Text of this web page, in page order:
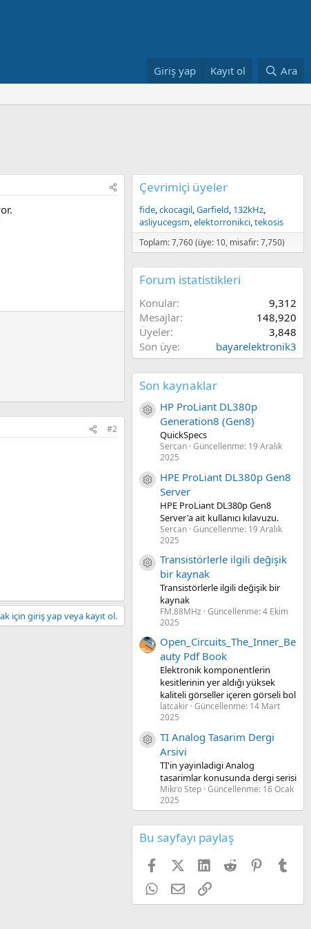
Giriş yap Kayıt ol Ara
#2
için giriş yap veya kayıt ol.
Çevrimiçi üyeler
fide ckocagil Garfield 132kHz
asliyucegsm elektorronikci tekosis
Toplam: 7,760 (üye: 10, misafir: 7,750)
Forum istatistikleri
Konular
9,312
Mesajlar
148,920
Üyeler
3,848
Son üye
bayarelektronik3
Son kaynaklar
Kaynak ikon/amblem
HP ProLiant DL380p
Generation8 (Gen8)
QuickSpecs
Sercan Güncellenme: 19 Aralık
2025
Kaynak ikon/amblem
HPE ProLiant DL380p Gen8
Server
HPE ProLiant DL380p Gen8
Server'a ait kullanıcı kılavuzu.
Sercan Güncellenme: 19 Aralık
2025
Kaynak ikon/amblem
Transistörlerle ilgili değişik
bir kaynak
Transistörlerle ilgili değişik bir
kaynak
FM.88MHz Güncellenme:4 Ekim
2025
Open_Circuits_The_Inner_Be
auty Pdf Book
Elektronik komponentlerin
kesitlerinin yer aldığı yüksek
kaliteli görseller içeren görseli bol
latcakir Güncellenme: 14 Mart
2025
Kaynak ikon/amblem
TI Analog Tasarim Dergi
Arsivi
TI'in yayinladigi Analog
tasarimlar konusunda dergi serisi
Mikro Step Güncellenme: 16 Ocak
2025
Bu sayfayı paylaş
FacebookX (Twitter)
LinkedIn
Reddit Pinterest
WhatsApp
E-postaLink